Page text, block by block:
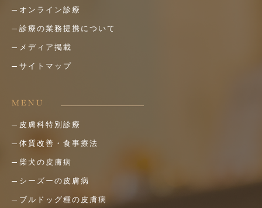
オンライン診療
診療の業務提携について
メディア掲載
サイトマップ
MENU
皮膚科特別診療
体質改善・食事療法
柴犬の皮膚病
シーズーの皮膚病
ブルドッグ種の皮膚病